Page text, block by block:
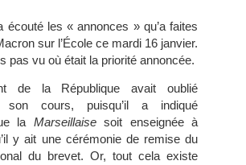
écouté les « annonces » qu’a faites
sur l’École ce mardi 16 janvier.
pas vu où était la priorité annoncée.
de la République avait oublié
son cours, puisqu’il a indiqué
la Marseillaisesoit enseignée à
y ait une cérémonie de remise du
du brevet. Or, tout cela existe